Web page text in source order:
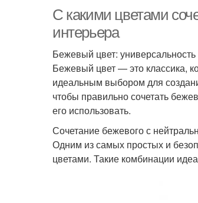
С какими цветами
интерьера
Бежевый цвет: универсальность
Бежевый цвет — это классика,
идеальным выбором для
чтобы правильно сочетать
его использовать.
Сочетание бежевого с
Одним из самых простых и
цветами. Такие комбинации